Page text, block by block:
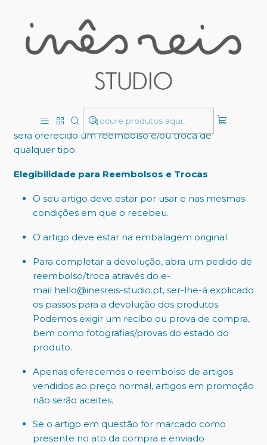
Politica de reembolso
Oferecemos o reembolso e/ou troca dentro dos
primeiros 30 dias da sua compra. Se já tiverem
passado 30 dias desde a data da sua compra, não lhe
será oferecido um reembolso e/ou troca de
qualquer tipo.
Elegibilidade para Reembolsos e Trocas
O seu artigo deve estar por usar e nas mesmas
condições em que o recebeu.
O artigo deve estar na embalagem original.
Para completar a devolução, abra um pedido de
reembolso/troca através do e-
mail hello@inesreis-studio.pt, ser-lhe-á explicado
os passos para a devolução dos produtos.
Podemos exigir um recibo ou prova de compra,
bem como fotografias/provas do estado do
produto.
Apenas oferecemos o reembolso de artigos
vendidos ao preço normal, artigos em promoção
não serão aceites.
Se o artigo em questão for marcado como
presente no ato da compra e enviado